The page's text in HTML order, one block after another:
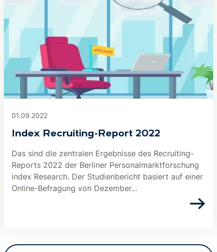
01.09.2022
Index Recruiting-Report 2022
Das sind die zentralen Ergebnisse des Recruiting-
Reports 2022 der Berliner Personalmarktforschung
index Research. Der Studienbericht basiert auf einer
Online-Befragung von Dezember...